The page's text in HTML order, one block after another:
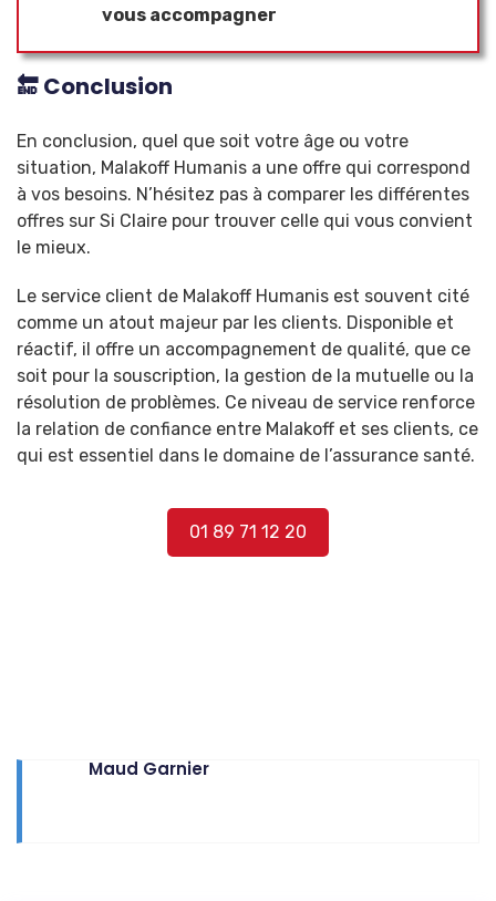
vous accompagner
🔚 Conclusion
En conclusion, quel que soit votre âge ou votre
situation, Malakoff Humanis a une offre qui correspond
à vos besoins. N’hésitez pas à comparer les différentes
offres sur Si Claire pour trouver celle qui vous convient
le mieux.
Le service client de Malakoff Humanis est souvent cité
comme un atout majeur par les clients. Disponible et
réactif, il offre un accompagnement de qualité, que ce
soit pour la souscription, la gestion de la mutuelle ou la
résolution de problèmes. Ce niveau de service renforce
la relation de confiance entre Malakoff et ses clients, ce
qui est essentiel dans le domaine de l’assurance santé.
01 89 71 12 20
Maud Garnier